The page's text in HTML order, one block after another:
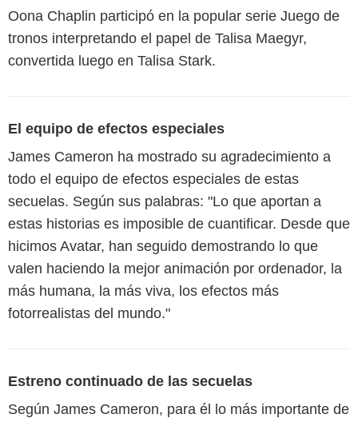
Oona Chaplin participó en la popular serie Juego de
tronos interpretando el papel de Talisa Maegyr,
convertida luego en Talisa Stark.
El equipo de efectos especiales
James Cameron ha mostrado su agradecimiento a
todo el equipo de efectos especiales de estas
secuelas. Según sus palabras: "Lo que aportan a
estas historias es imposible de cuantificar. Desde que
hicimos Avatar, han seguido demostrando lo que
valen haciendo la mejor animación por ordenador, la
más humana, la más viva, los efectos más
fotorrealistas del mundo."
Estreno continuado de las secuelas
Según James Cameron, para él lo más importante de